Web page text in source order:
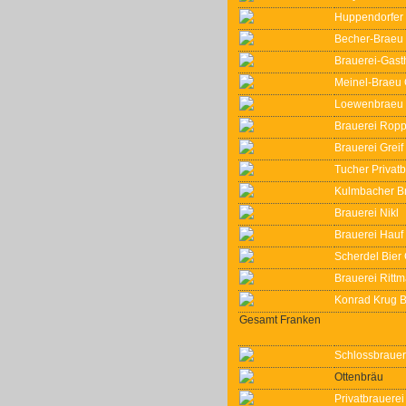
Huppendorfer
Becher-Braeu
Brauerei-
Meinel-Braeu
Brauerei
Brauerei Greif
Tucher
Kulmbacher
Brauerei Nikl
Brauerei Hauf
Scherdel Bier
Brauerei
Konrad Krug
Gesamt Franken
Ottenbräu